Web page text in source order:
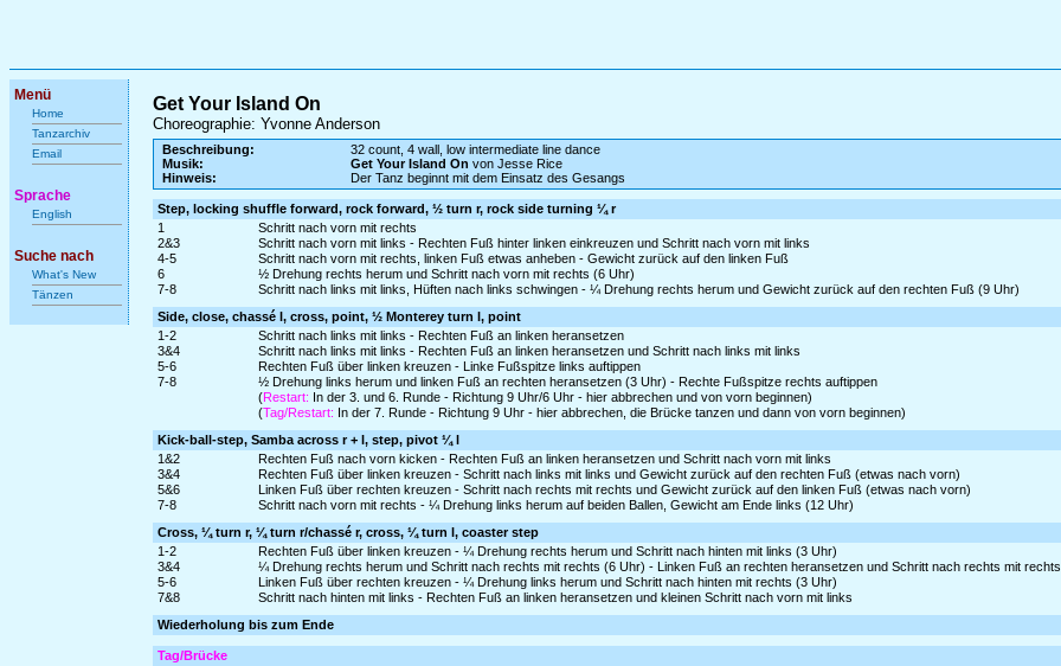
Menü
Home
Tanzarchiv
Email
Sprache
English
Suche nach
What's New
Tänzen
Get Your Island On
Choreographie: Yvonne Anderson
Beschreibung:
32 count, 4 wall, low intermediate line dance
Musik:
Get Your Island On von Jesse Rice
Hinweis:
Der Tanz beginnt mit dem Einsatz des Gesangs
Step, locking shuffle forward, rock forward, ½ turn r, rock side turning ¼ r
1
Schritt nach vorn mit rechts
2&3
Schritt nach vorn mit links - Rechten Fuß hinter linken einkreuzen und Schritt nach vorn mit links
4-5
Schritt nach vorn mit rechts, linken Fuß etwas anheben - Gewicht zurück auf den linken Fuß
6
½ Drehung rechts herum und Schritt nach vorn mit rechts (6 Uhr)
7-8
Schritt nach links mit links, Hüften nach links schwingen - ¼ Drehung rechts herum und Gewicht zurück auf den rechten Fuß (9 Uhr)
Side, close, chassé l, cross, point, ½ Monterey turn l, point
1-2
Schritt nach links mit links - Rechten Fuß an linken heransetzen
3&4
Schritt nach links mit links - Rechten Fuß an linken heransetzen und Schritt nach links mit links
5-6
Rechten Fuß über linken kreuzen - Linke Fußspitze links auftippen
7-8
½ Drehung links herum und linken Fuß an rechten heransetzen (3 Uhr) - Rechte Fußspitze rechts auftippen
(Restart: In der 3. und 6. Runde - Richtung 9 Uhr/6 Uhr - hier abbrechen und von vorn beginnen)
(Tag/Restart: In der 7. Runde - Richtung 9 Uhr - hier abbrechen, die Brücke tanzen und dann von vorn beginnen)
Kick-ball-step, Samba across r + l, step, pivot ¼ l
1&2
Rechten Fuß nach vorn kicken - Rechten Fuß an linken heransetzen und Schritt nach vorn mit links
3&4
Rechten Fuß über linken kreuzen - Schritt nach links mit links und Gewicht zurück auf den rechten Fuß (etwas nach vorn)
5&6
Linken Fuß über rechten kreuzen - Schritt nach rechts mit rechts und Gewicht zurück auf den linken Fuß (etwas nach vorn)
7-8
Schritt nach vorn mit rechts - ¼ Drehung links herum auf beiden Ballen, Gewicht am Ende links (12 Uhr)
Cross, ¼ turn r, ¼ turn r/chassé r, cross, ¼ turn l, coaster step
1-2
Rechten Fuß über linken kreuzen - ¼ Drehung rechts herum und Schritt nach hinten mit links (3 Uhr)
3&4
¼ Drehung rechts herum und Schritt nach rechts mit rechts (6 Uhr) - Linken Fuß an rechten heransetzen und Schritt nach rechts mit rechts
5-6
Linken Fuß über rechten kreuzen - ¼ Drehung links herum und Schritt nach hinten mit rechts (3 Uhr)
7&8
Schritt nach hinten mit links - Rechten Fuß an linken heransetzen und kleinen Schritt nach vorn mit links
Wiederholung bis zum Ende
Tag/Brücke